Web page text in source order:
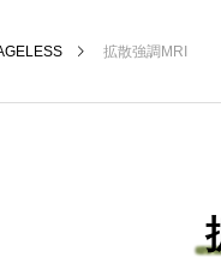
拡散強調MRI